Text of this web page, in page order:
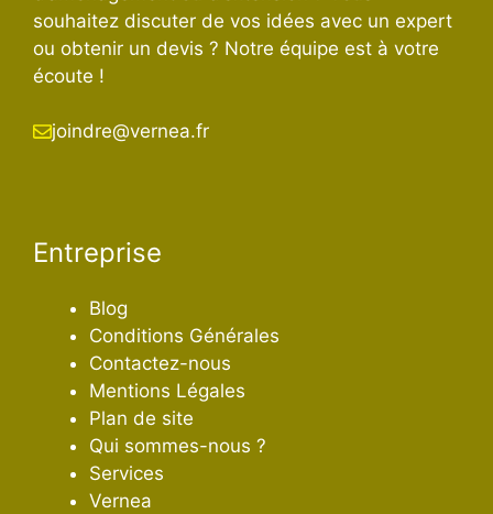
souhaitez discuter de vos idées avec un expert
ou obtenir un devis ? Notre équipe est à votre
écoute !
joindre@vernea.fr
Entreprise
Blog
Conditions Générales
Contactez-nous
Mentions Légales
Plan de site
Qui sommes-nous ?
Services
Vernea